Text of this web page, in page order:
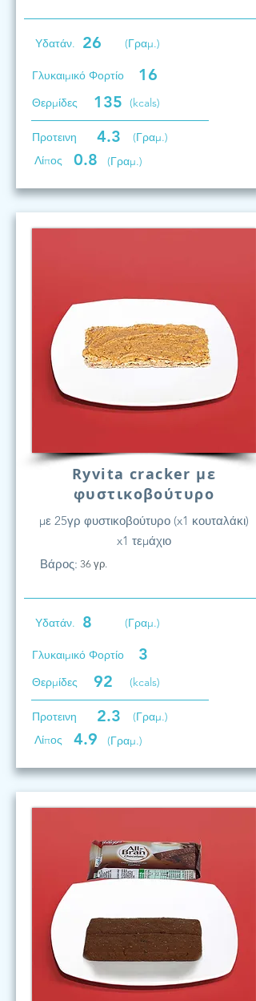
Υδατάν. 26 (Γραμ.)
Γλυκαιμικό Φορτίο 16
Θερμίδες 135 (kcals)
Προτεινη 4.3
(Γραμ.)
Λίπος
0.8 (Γραμ.)
Ryvita cracker με
φυστικοβούτυρο
με 25γρ φυστικοβούτυρο (x1 κουταλάκι)
x1 τεμάχιο
Βάρος: 36 γρ.
Υδατάν. 8 (Γραμ.)
Γλυκαιμικό Φορτίο 3
Θερμίδες 92 (kcals)
Προτεινη 2.3
(Γραμ.)
Λίπος
4.9 (Γραμ.)